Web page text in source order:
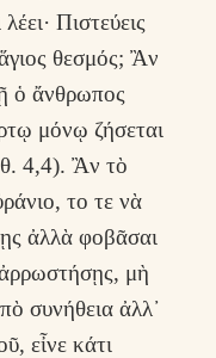
Πιστεύεις
θεσμός; Ἂν
ὁ ἄνθρωπος
μόνῳ ζήσεται
4,4). Ἂν τὸ
το τε νὰ
ἀλλὰ φοβᾶσαι
μὴ
συνήθεια ἀλλ᾽
εἶνε κάτι